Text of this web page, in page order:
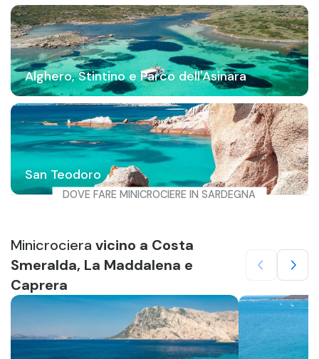
Alghero, Stintino e Parco dell'Asinara
San Teodoro
DOVE FARE MINICROCIERE IN SARDEGNA
Minicrociera vicino a Costa
Smeralda, La Maddalena e
Caprera